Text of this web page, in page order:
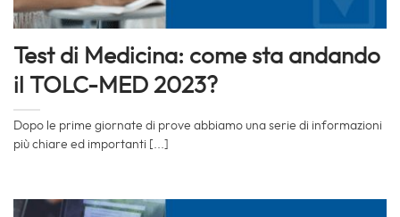
Test di Medicina: come sta andando
il TOLC-MED 2023?
Dopo le prime giornate di prove abbiamo una serie di informazioni
più chiare ed importanti [...]